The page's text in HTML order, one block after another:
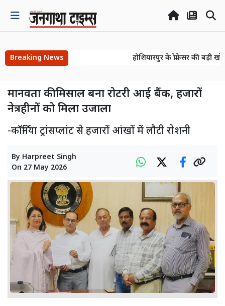
Breaking News
होशियारपुर के प्रोफेसर की बड़ी
मानवता की मिसाल बना रोटरी आई बैंक, हजारों
नेत्रहीनों को मिला उजाला
-कॉर्निया ट्रांसप्लांट से हजारों आंखों में लौटी रोशनी
By Harpreet Singh
On 27 May 2026